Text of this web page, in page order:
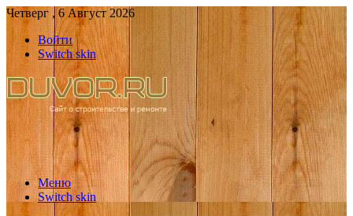
Четверг , 6 Август 2026
Войти
Switch skin
Меню
Switch skin